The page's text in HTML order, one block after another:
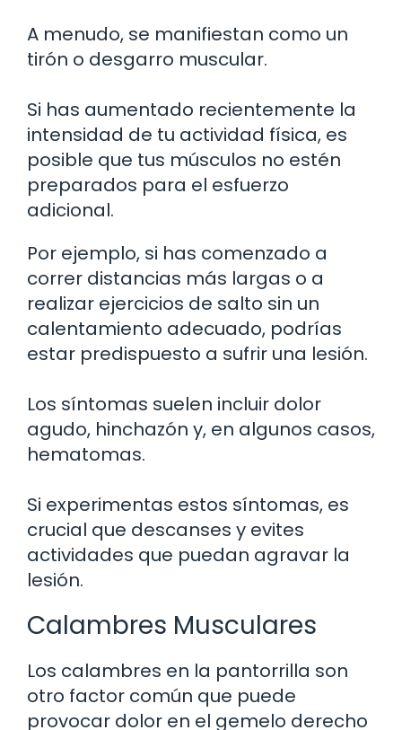
A menudo, se manifiestan como un
tirón o desgarro muscular.
Si has aumentado recientemente la
intensidad de tu actividad física, es
posible que tus músculos no estén
preparados para el esfuerzo
adicional.
Por ejemplo, si has comenzado a
correr distancias más largas o a
realizar ejercicios de salto sin un
calentamiento adecuado, podrías
estar predispuesto a sufrir una lesión.
Los síntomas suelen incluir dolor
agudo, hinchazón y, en algunos casos,
hematomas.
Si experimentas estos síntomas, es
crucial que descanses y evites
actividades que puedan agravar la
lesión.
Calambres Musculares
Los calambres en la pantorrilla son
otro factor común que puede
provocar dolor en el gemelo derecho